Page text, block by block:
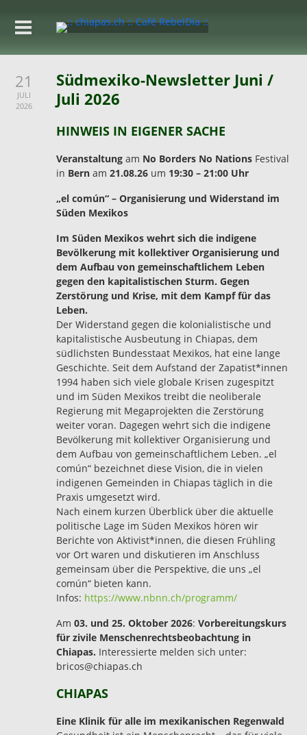
21
JULI
2026
Südmexiko-Newsletter Juni /
Juli 2026
HINWEIS IN EIGENER SACHE
Veranstaltung am No Borders No Nations Festival
in Bern am21.08.26 um 19:30 – 21:00 Uhr
„el común“ – Organisierung und Widerstand im
Süden Mexikos
Im Süden Mexikos wehrt sich die indigene
Bevölkerung mit kollektiver Organisierung und
dem Aufbau von gemeinschaftlichem Leben
gegen den kapitalistischen Sturm. Gegen
Zerstörung und Krise, mit dem Kampf für das
Leben.
Der Widerstand gegen die kolonialistische und
kapitalistische Ausbeutung in Chiapas, dem
südlichsten Bundesstaat Mexikos, hat eine lange
Geschichte. Seit dem Aufstand der Zapatist*innen
1994 haben sich viele globale Krisen zugespitzt
und im Süden Mexikos treibt die neoliberale
Regierung mit Megaprojekten die Zerstörung
weiter voran. Dagegen wehrt sich die indigene
Bevölkerung mit kollektiver Organisierung und
dem Aufbau von gemeinschaftlichem Leben. „el
común“ bezeichnet diese Vision, die in vielen
indigenen Gemeinden in Chiapas täglich in die
Praxis umgesetzt wird.
Nach einem kurzen Überblick über die aktuelle
politische Lage im Süden Mexikos hören wir
Berichte von Aktivist*innen, die diesen Frühling
vor Ort waren und diskutieren im Anschluss
gemeinsam über die Perspektive, die uns „el
común“ bieten kann.
Infos: https://www.nbnn.ch/programm/
Am03. und 25. Oktober 2026:Vorbereitungskurs
für zivile Menschenrechtsbeobachtung in
Chiapas. Interessierte melden sich unter:
bricos@chiapas.ch
CHIAPAS
Eine Klinik für alle im mexikanischen Regenwald